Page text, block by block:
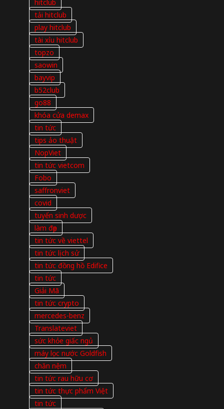
hitclub
tải hitclub
play hitclub
tài xỉu hitclub
topzo
saowin
bayvip
b52club
go88
khóa cửa demax
tin tức
tips ảo thuật
NopViet
tin tức vietcom
Fobo
saffronviet
covid
tuyển sinh dược
làm đẹp
tin tức về viettel
tin tức lịch sử
tin tức đồng hồ Edifice
tin tức
Giải Mã
tin tức crypto
mercedes-benz
Translateviet
sức khỏe giấc ngủ
máy lọc nước Goldfish
chăn nệm
tin tức rau hữu cơ
tin tức thực phẩm Việt
tin tức